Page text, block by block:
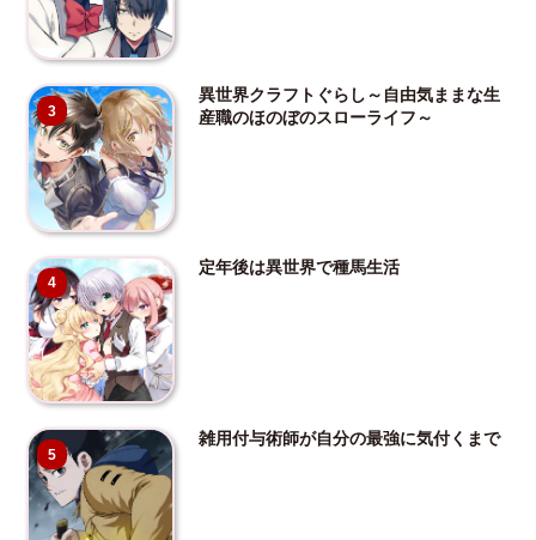
3
異世界クラフトぐらし～自由気ままな生
産職のほのぼのスローライフ～
4
定年後は異世界で種馬生活
5
雑用付与術師が自分の最強に気付くまで